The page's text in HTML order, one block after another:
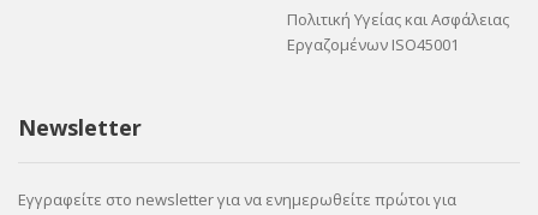
Πολιτική Υγείας και Ασφάλειας
Εργαζομένων ISO45001
Newsletter
Εγγραφείτε στο newsletter για να ενημερωθείτε πρώτοι για